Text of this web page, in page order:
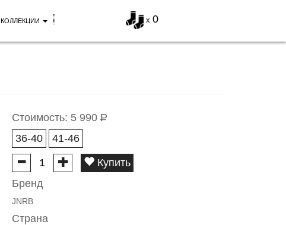
x 0
КОЛЛЕКЦИИ
Стоимость: 5 990 Р
36-40
41-46
Купить
Бренд
JNRB
Страна